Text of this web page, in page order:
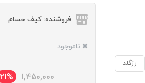
رزگلد
فروشنده: کیف حسام
ناموجود
1,450,000
21%